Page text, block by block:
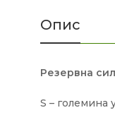
Опис
Резервна
S – големина